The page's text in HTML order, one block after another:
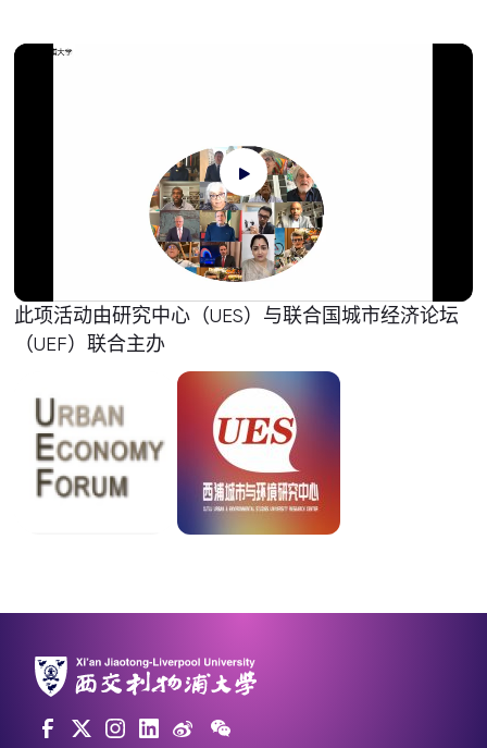
此项活动由研究中心（UES）与联合国城市经济论坛
（UEF）联合主办